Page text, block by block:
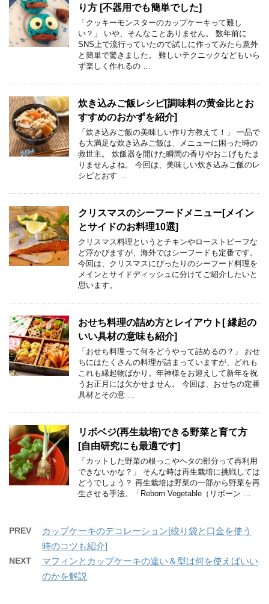
り方 [不器用でも簡単でした]
「クッキーモンスターのカップケーキって難し
い？」 いや、そんなことありません。 数年前に
SNS上で流行っていたので試しに作ってみたら意外
と簡単で驚きました。 難しいテクニックなどもいら
ず楽しく作れるの …
炊き込みご飯レシピ[調味料の黄金比とお
すすめのおかずを紹介]
「炊き込みご飯の美味しい作り方教えて！」 一品で
も大満足な炊き込みご飯は、メニューに困った時の
救世主。 炊飯器を開けた瞬間の香りやおこげもたま
りませんよね。 今回は、美味しい炊き込みご飯のレ
シピとおす …
クリスマスのシーフードメニュー[メイン
とサイドのお料理10選]
クリスマス料理というとチキンやローストビーフな
ど浮かびますが、海外ではシーフードも定番です。
今回は、クリスマスにぴったりのシーフード料理を
メインとサイドディッシュに分けてご紹介したいと
思います。
おせち料理の詰め方とレイアウト[ 縁起の
いい具材の意味も紹介]
「おせち料理って何をどうやって詰めるの？」 おせ
ちにはたくさんの料理が詰まっていますが、どれも
これも縁起物ばかり。年神様をお迎えして新年を祝
うお正月には欠かせません。 今回は、おせちの定番
具材とその意 …
リボベジ(再生栽培)できる野菜と育て方
[自由研究にも最適です]
「カットした野菜の根っこやヘタの部分って再利用
できないかな？」 そんな時は再生栽培に挑戦しては
どうでしょう？ 再生栽培は野菜の一部から野菜を再
生させる手法。「Reborn Vegetable（リボーン …
PREV
カップケーキのデコレーション[絞り袋と口金を使う
時のコツも紹介]
NEXT
マフィンとカップケーキの違い＆型は何を使えばいい
のかを解説